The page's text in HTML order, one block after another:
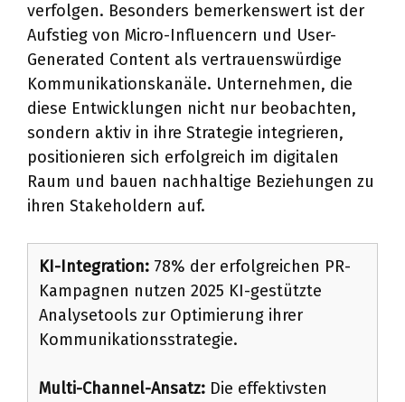
verfolgen. Besonders bemerkenswert ist der
Aufstieg von Micro-Influencern und User-
Generated Content als vertrauenswürdige
Kommunikationskanäle. Unternehmen, die
diese Entwicklungen nicht nur beobachten,
sondern aktiv in ihre Strategie integrieren,
positionieren sich erfolgreich im digitalen
Raum und bauen nachhaltige Beziehungen zu
ihren Stakeholdern auf.
KI-Integration: 78% der erfolgreichen PR-
Kampagnen nutzen 2025 KI-gestützte
Analysetools zur Optimierung ihrer
Kommunikationsstrategie.
Multi-Channel-Ansatz: Die effektivsten